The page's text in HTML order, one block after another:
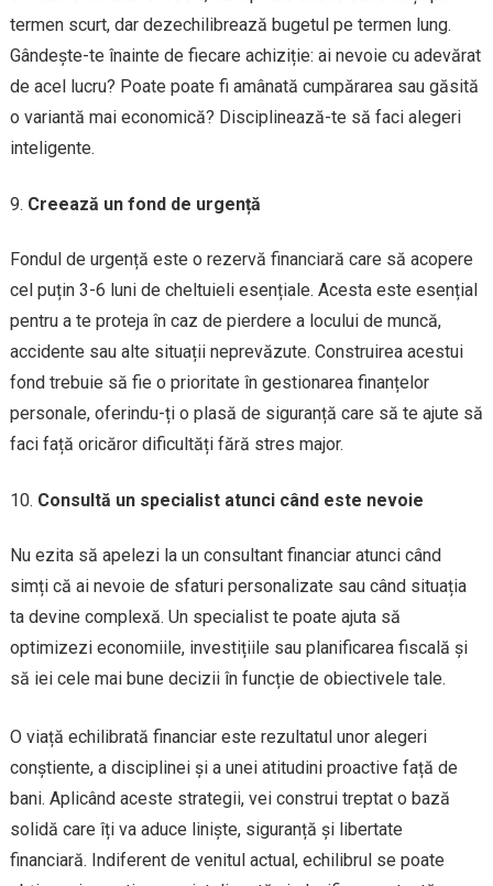
termen scurt, dar dezechilibrează bugetul pe termen lung.
Gândește-te înainte de fiecare achiziție: ai nevoie cu adevărat
de acel lucru? Poate poate fi amânată cumpărarea sau găsită
o variantă mai economică? Disciplinează-te să faci alegeri
inteligente.
Creează un fond de urgență
Fondul de urgență este o rezervă financiară care să acopere
cel puțin 3-6 luni de cheltuieli esențiale. Acesta este esențial
pentru a te proteja în caz de pierdere a locului de muncă,
accidente sau alte situații neprevăzute. Construirea acestui
fond trebuie să fie o prioritate în gestionarea finanțelor
personale, oferindu-ți o plasă de siguranță care să te ajute să
faci față oricăror dificultăți fără stres major.
Consultă un specialist atunci când este nevoie
Nu ezita să apelezi la un consultant financiar atunci când
simți că ai nevoie de sfaturi personalizate sau când situația
ta devine complexă. Un specialist te poate ajuta să
optimizezi economiile, investițiile sau planificarea fiscală și
să iei cele mai bune decizii în funcție de obiectivele tale.
O viață echilibrată financiar este rezultatul unor alegeri
conștiente, a disciplinei și a unei atitudini proactive față de
bani. Aplicând aceste strategii, vei construi treptat o bază
solidă care îți va aduce liniște, siguranță și libertate
financiară. Indiferent de venitul actual, echilibrul se poate